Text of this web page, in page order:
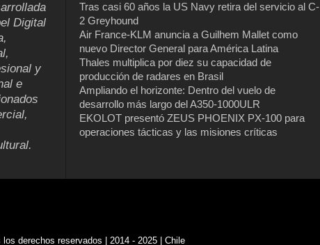
Digital
y
e
Tras casi 60 años la US Navy retira del servicio al C-
2 Greyhound
Air France-KLM anuncia a Guilhem Mallet como
nuevo Director General para América Latina
Thales multiplica por diez su capacidad de
producción de radares en Brasil
Ampliando el horizonte: Dentro del vuelo de
desarrollo más largo del A350-1000ULR
EKOLOT presentó ZEUS PHOENIX PX-100 para
operaciones tácticas y las misiones críticas
derechos reservados | 2014 - 2025 | Chile